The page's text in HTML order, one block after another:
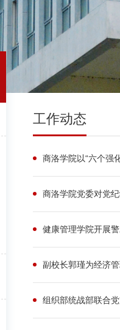
工作动态
商洛学院以“六个强
商洛学院党委对党
健康管理学院开展
副校长郭瑾为经济
组织部统战部联合